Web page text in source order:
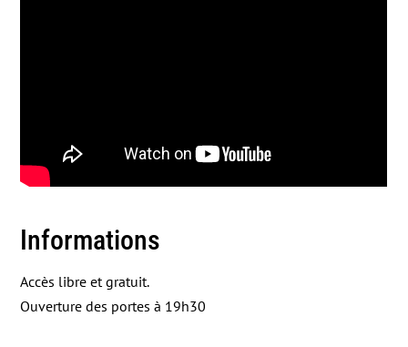
Informations
Accès libre et gratuit.
Ouverture des portes à 19h30